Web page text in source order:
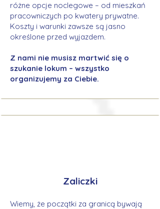
różne opcje noclegowe – od mieszkań
pracowniczych po kwatery prywatne.
Koszty i warunki zawsze są jasno
określone przed wyjazdem.
Z nami nie musisz martwić się o
szukanie lokum – wszystko
organizujemy za Ciebie.
Zaliczki
Wiemy, że początki za granicą bywają